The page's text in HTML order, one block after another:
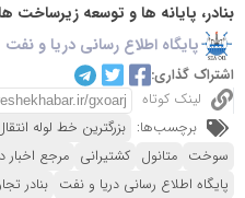
بنادر، پایانه ها و توسعه زیرساخت
پایگاه اطلاع رسانی دریا و نفت
اشتراک گذاری:
لینک کوتاه
برچسب‌ها: بزرگترین خط لوله
سوخت متانول کشتیرانی مرجع اخبار
پایگاه اطلاع رسانی دریا و نفت بنادر